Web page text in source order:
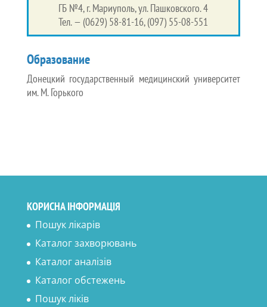
ГБ №4, г. Мариуполь, ул. Пашковского. 4
Тел. — (0629) 58-81-16, (097) 55-08-551
Образование
Донецкий государственный медицинский университет
им. М. Горького
КОРИСНА ІНФОРМАЦІЯ
Пошук лікарів
Каталог захворювань
Каталог аналізів
Каталог обстежень
Пошук ліків